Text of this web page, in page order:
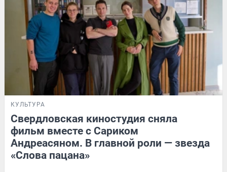
КУЛЬТУРА
Свердловская киностудия сняла
фильм вместе с Сариком
Андреасяном. В главной роли — звезда
«Слова пацана»